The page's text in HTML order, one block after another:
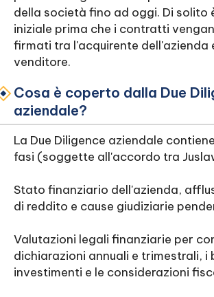
della società fino ad oggi. Di solito
iniziale prima che i contratti
firmati tra l'acquirente dell'azienda
venditore.
Cosa è coperto dalla Due
aziendale?
La Due Diligence aziendale
fasi (soggette all'accordo tra
Stato finanziario dell'azienda,
di reddito e cause giudiziarie
Valutazioni legali finanziarie per
dichiarazioni annuali e trimestrali, i
investimenti e le considerazioni